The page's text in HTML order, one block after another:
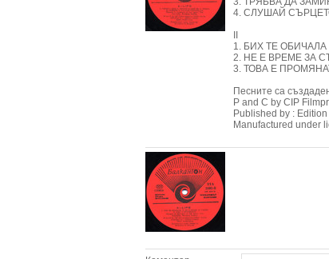
4. СЛУШАЙ
1. БИХ ТЕ ОБИЧАЛА
2. НЕ Е ВРЕМЕ ЗА
3. ТОВА Е
Песните са
Р and С by CIP
Published by :
Manufactured under